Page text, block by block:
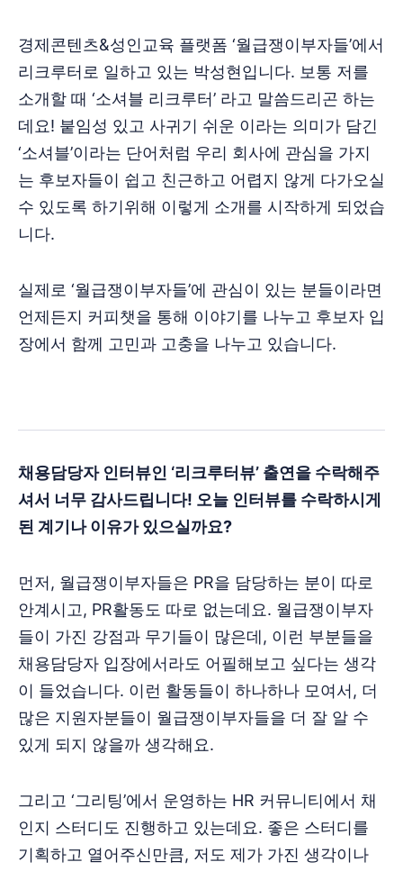
경제콘텐츠&성인교육 플랫폼 ‘월급쟁이부자들’에서
리크루터로 일하고 있는 박성현입니다. 보통 저를
소개할 때 ‘소셔블 리크루터’ 라고 말씀드리곤 하는
데요! 붙임성 있고 사귀기 쉬운 이라는 의미가 담긴
‘소셔블’이라는 단어처럼 우리 회사에 관심을 가지
는 후보자들이 쉽고 친근하고 어렵지 않게 다가오실
수 있도록 하기위해 이렇게 소개를 시작하게 되었습
니다.
실제로 ‘월급쟁이부자들’에 관심이 있는 분들이라면
언제든지 커피챗을 통해 이야기를 나누고 후보자 입
장에서 함께 고민과 고충을 나누고 있습니다.
채용담당자 인터뷰인 ‘리크루터뷰’ 출연을 수락해주
셔서 너무 감사드립니다! 오늘 인터뷰를 수락하시게
된 계기나 이유가 있으실까요?
먼저, 월급쟁이부자들은 PR을 담당하는 분이 따로
안계시고, PR활동도 따로 없는데요. 월급쟁이부자
들이 가진 강점과 무기들이 많은데, 이런 부분들을
채용담당자 입장에서라도 어필해보고 싶다는 생각
이 들었습니다. 이런 활동들이 하나하나 모여서, 더
많은 지원자분들이 월급쟁이부자들을 더 잘 알 수
있게 되지 않을까 생각해요.
그리고 ‘그리팅’에서 운영하는 HR 커뮤니티에서 채
인지 스터디도 진행하고 있는데요. 좋은 스터디를
기획하고 열어주신만큼, 저도 제가 가진 생각이나